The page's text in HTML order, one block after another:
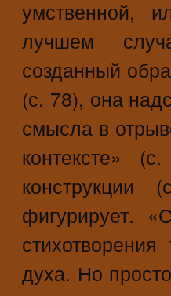
умственной,
лучшем
созданный
(с. 78), она
смысла в
контексте»
конструкции
фигурирует.
духа. Но